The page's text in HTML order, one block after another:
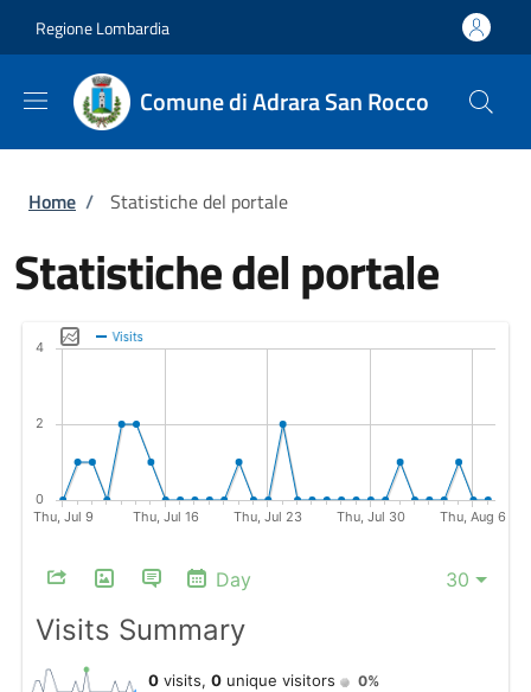
Regione Lombardia
Comune di Adrara San Rocco
Briciole di pane
Home / Statistiche del portale
Statistiche del portale